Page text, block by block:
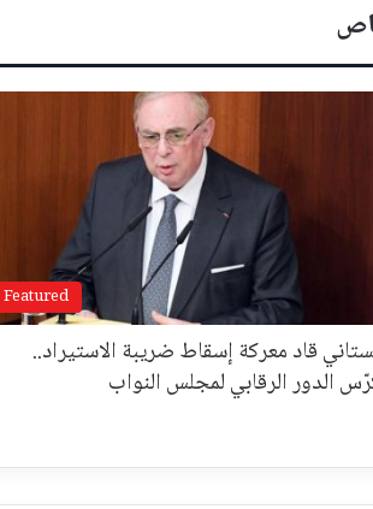
Featured
قاد معركة إسقاط ضريبة الاستيراد..
الدور الرقابي لمجلس النواب